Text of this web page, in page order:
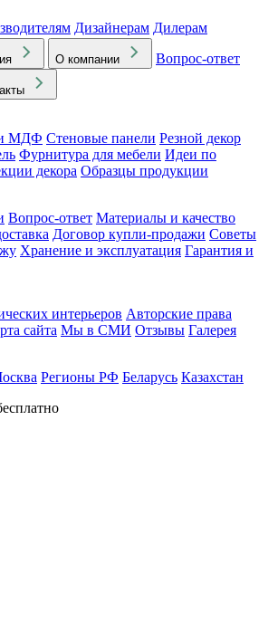
Дизайнерам Дилерам
О компании
Вопрос-ответ
и МДФ Стеновые панели Резной декор
Фурнитура для мебели Идеи по
декора Образцы продукции
Вопрос-ответ Материалы и качество
Договор купли-продажи Советы
Хранение и эксплуатация Гарантия и
интерьеров Авторские права
сайта Мы в СМИ Отзывы Галерея
Регионы РФ Беларусь Казахстан